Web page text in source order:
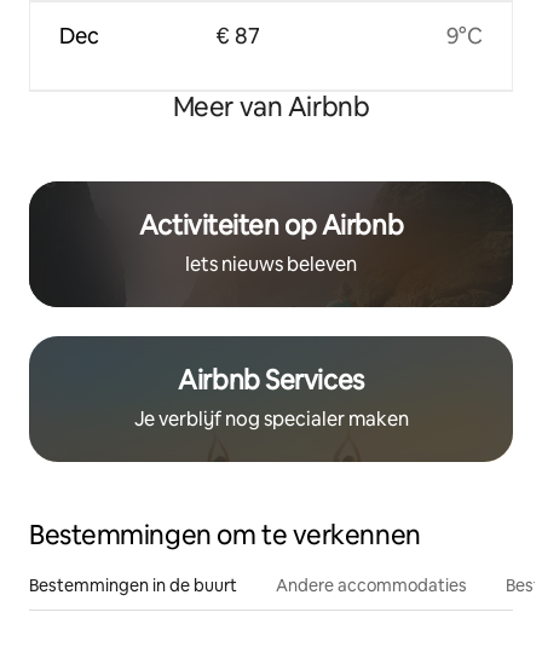
Dec € 87 9°C
Meer van Airbnb
Activiteiten op Airbnb
Iets nieuws beleven
Airbnb Services
Je verblijf nog specialer maken
Bestemmingen om te verkennen
Bestemmingen in de buurt Andere accommodaties